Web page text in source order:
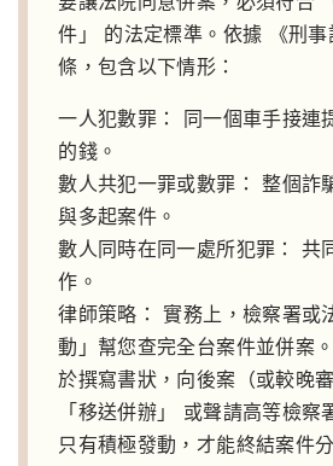
件」 的法定標準。依據 《刑
條，包含以下情形：
一人犯數罪：
同一個車手接連
的錢。
數人共犯一罪或數罪： 整個詐
與多起案件。
數人同時在同一處所犯罪：
共
作。
律師策略： 實務上，檢察署或
動」幫您查完全台案件並併案
於撰寫書狀，向後案（或較晚
「移送併辦」 或聲請高等檢察
只有積極發動，才能終結案件